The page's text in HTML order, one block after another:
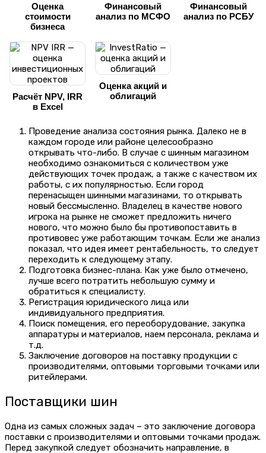
Оценка
стоимости
бизнеса
Финансовый
анализ по МСФО
Финансовый
анализ по РСБУ
Расчёт NPV, IRR
в Excel
Оценка акций и
облигаций
Проведение анализа состояния рынка. Далеко не в
каждом городе или районе целесообразно
открывать что-либо. В случае с шинным магазином
необходимо ознакомиться с количеством уже
действующих точек продаж, а также с качеством их
работы, с их популярностью. Если город
перенасыщен шинными магазинами, то открывать
новый бессмысленно. Владелец в качестве нового
игрока на рынке не сможет предложить ничего
нового, что можно было бы противопоставить в
противовес уже работающим точкам. Если же анализ
показал, что идея имеет рентабельность, то следует
переходить к следующему этапу.
Подготовка бизнес-плана. Как уже было отмечено,
лучше всего потратить небольшую сумму и
обратиться к специалисту.
Регистрация юридического лица или
индивидуального предприятия.
Поиск помещения, его переоборудование, закупка
аппаратуры и материалов, наем персонала, реклама и
т.д.
Заключение договоров на поставку продукции с
производителями, оптовыми торговыми точками или
ритейлерами.
Поставщики шин
Одна из самых сложных задач – это заключение договора
поставки с производителями и оптовыми точками продаж.
Перед закупкой следует обозначить направление, в